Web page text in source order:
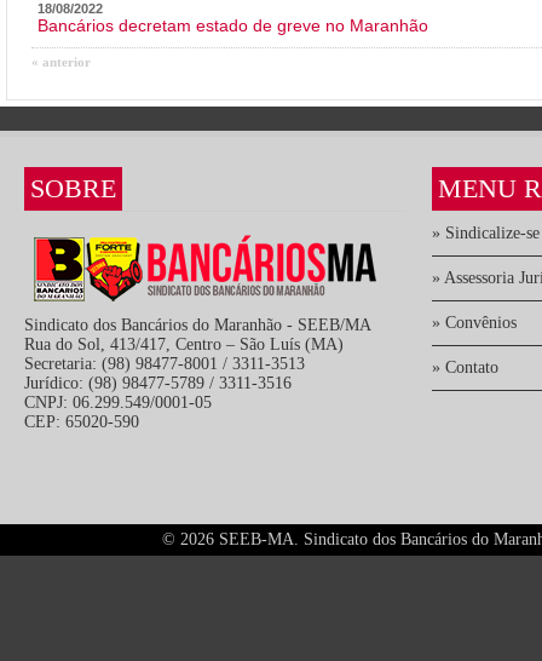
18/08/2022
Bancários decretam estado de greve no Maranhão
« anterior
SOBRE
Sindicato dos Bancários do Maranhão - SEEB/MA
Rua do Sol, 413/417, Centro – São Luís (MA)
Secretaria: (98) 98477-8001 / 3311-3513
Jurídico: (98) 98477-5789 / 3311-3516
CNPJ: 06.299.549/0001-05
CEP: 65020-590
MENU
» Sindicalize-se
» Assessoria
» Convênios
» Contato
© 2026 SEEB-MA. Sindicato dos Bancários do